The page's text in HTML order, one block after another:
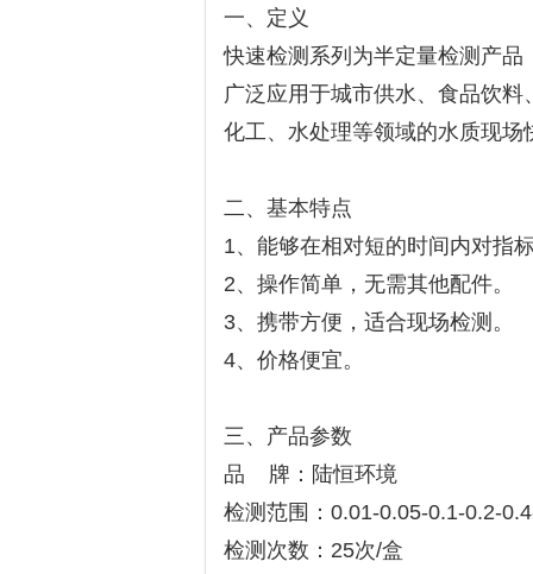
一、定义
快速检测系列为半定量检测产
广泛应用于城市供水、食品饮
化工、水处理等领域的水质现场
二、基本特点
1、能够在相对短的时间内对指
2、操作简单，无需其他配件。
3、携带方便，适合现场检测。
4、价格便宜。
三、产品参数
品 牌：陆恒环境
检测范围：0.01-0.05-0.1-0.2-
检测次数：25次/盒